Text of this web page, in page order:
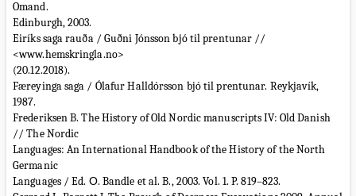
Omand.
Edinburgh, 2003.
Eiríks saga rauða / Guðni Jónsson bjó til prentunar //
<www.hemskringla.no>
(20.12.2018).
Færeyinga saga / Ólafur Halldórsson bjó til prentunar. Reykjavík,
1987.
Frederiksen B. The History of Old Nordic manuscripts IV: Old Danish
// The Nordic
Languages: An International Handbook of the History of the North
Germanic
Languages / Ed. О. Bandle et al. B., 2003. Vol. 1. P. 819–823.